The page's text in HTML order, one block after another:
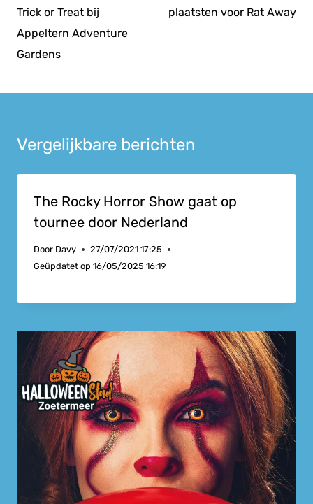
Trick or Treat bij
Appeltern Adventure
Gardens
plaatsten voor Rat Away
Vergelijkbare berichten
The Rocky Horror Show gaat op
tournee door Nederland
Door Davy
27/07/2021 17:25
Geüpdatet op 16/05/2025 16:19